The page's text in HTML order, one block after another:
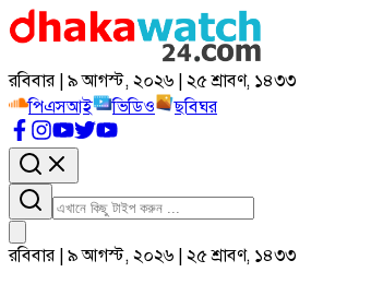
রবিবার | ৯ আগস্ট, ২০২৬ | ২৫ শ্রাবণ, ১৪৩৩
পিএসআই
ভিডিও ছবিঘর
রবিবার | ৯ আগস্ট, ২০২৬ | ২৫ শ্রাবণ, ১৪৩৩